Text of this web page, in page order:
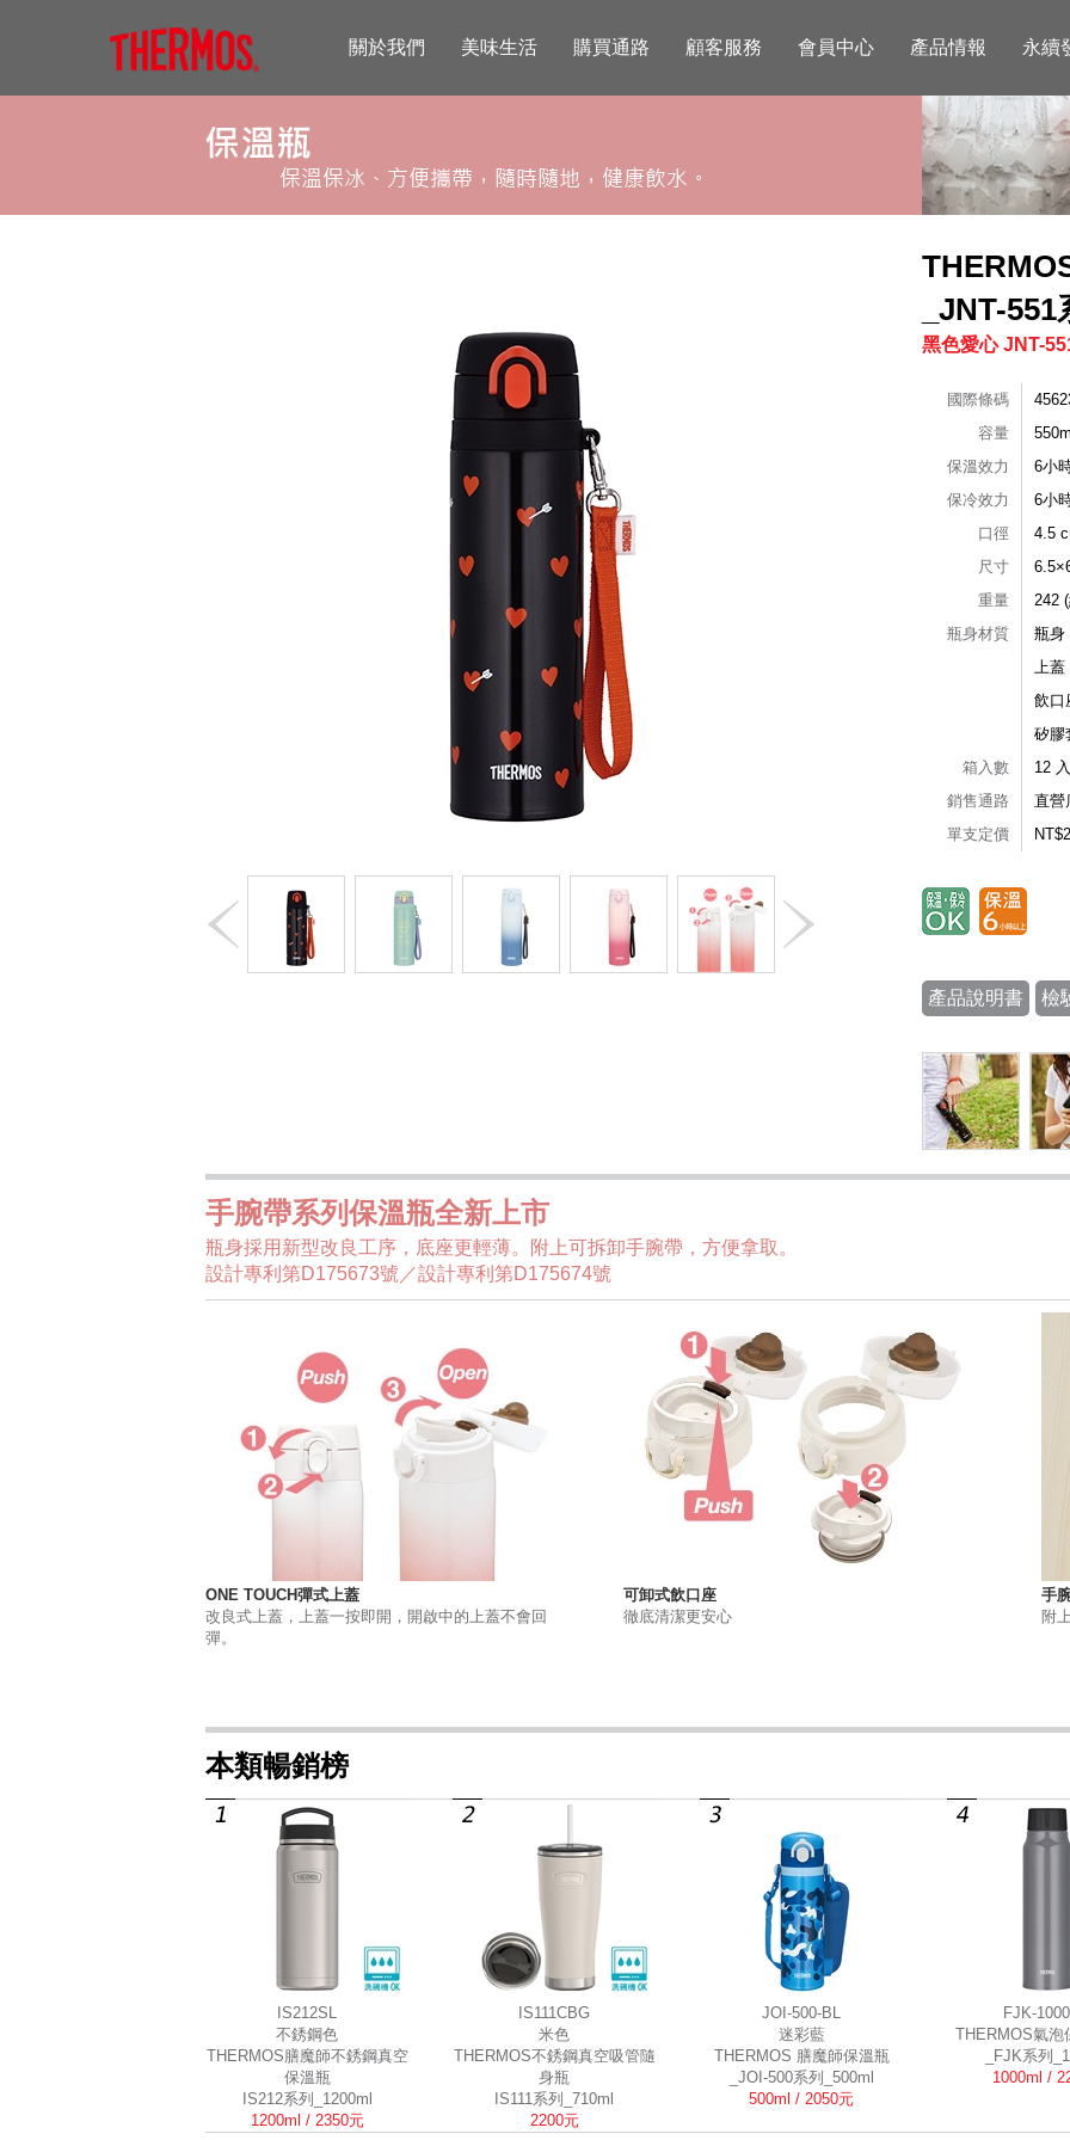
關於我們 美味生活 購買通路 顧客服務 會員中心 產品情報 永續
_JNT-
黑色愛心 JNT-
國際條碼
容量
保溫效力
6小
保冷效力
6小
口徑
4.5
尺寸
重量
242
瓶身材質
瓶身
上蓋
飲口
矽膠
箱入數
12 入
銷售通路
直營
單支定價
產品說明書 檢
手腕帶系列保溫瓶全新上市
瓶身採用新型改良工序，底座更輕薄。附上可拆卸手腕帶，方便拿取。
設計專利第D175673號／設計專利第D175674號
ONE TOUCH彈式上蓋
改良式上蓋，上蓋一按即開，開啟中的上蓋不會回
彈。
可卸式飲口座
徹底清潔更安心
手
附
本類暢銷榜
IS212SL
不銹鋼色
THERMOS膳魔師不銹鋼真空
保溫瓶
IS212系列_1200ml
1200ml / 2350元
IS111CBG
米色
THERMOS不銹鋼真空吸管隨
身瓶
IS111系列_710ml
2200元
JOI-500-BL
迷彩藍
THERMOS 膳魔師保溫瓶
_JOI-500系列_500ml
500ml / 2050元
FJK-
THERMOS氣泡
_FJK系列
1000ml /